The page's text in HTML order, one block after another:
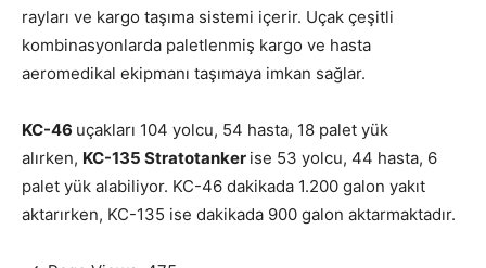
rayları ve kargo taşıma sistemi içerir. Uçak çeşitli
kombinasyonlarda paletlenmiş kargo ve hasta
aeromedikal ekipmanı taşımaya imkan sağlar.
KC-46 uçakları 104 yolcu, 54 hasta, 18 palet yük
alırken, KC-135 Stratotanker ise 53 yolcu, 44 hasta, 6
palet yük alabiliyor. KC-46 dakikada 1.200 galon yakıt
aktarırken, KC-135 ise dakikada 900 galon aktarmaktadır.